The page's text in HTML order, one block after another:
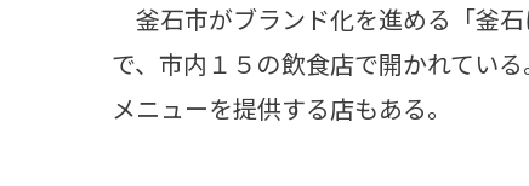
釜石市がブランド化を進める「釜
で、市内１５の飲食店で開かれてい
メニューを提供する店もある。